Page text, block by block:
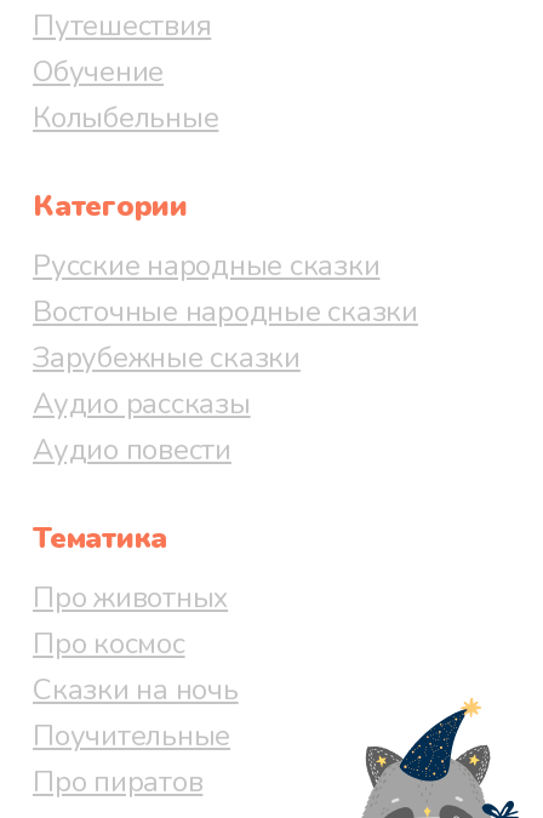
Путешествия
Обучение
Колыбельные
Категории
Русские народные сказки
Восточные народные сказки
Зарубежные сказки
Аудио рассказы
Аудио повести
Тематика
Про животных
Про космос
Сказки на ночь
Поучительные
Про пиратов